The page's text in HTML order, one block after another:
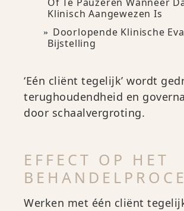
Klinisch Aangewezen Is
Doorlopende Klinische
Bijstelling
‘Eén cliënt tegelijk’ wordt
terughoudendheid en
door schaalvergroting.
EFFECT OP HET
Werken met één cliënt